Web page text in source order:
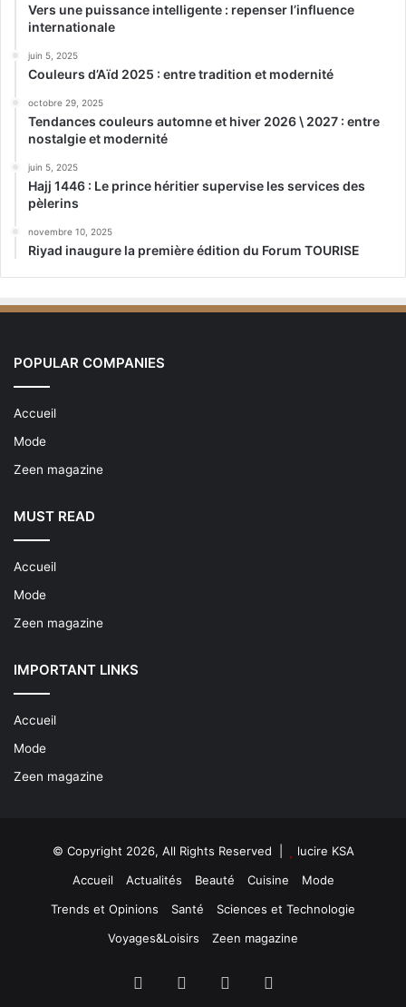
Vers une puissance intelligente : repenser l’influence
internationale
juin 5, 2025
Couleurs d’Aïd 2025 : entre tradition et modernité
octobre 29, 2025
Tendances couleurs automne et hiver 2026 \ 2027 : entre
nostalgie et modernité
juin 5, 2025
Hajj 1446 : Le prince héritier supervise les services des
pèlerins
novembre 10, 2025
Riyad inaugure la première édition du Forum TOURISE
POPULAR COMPANIES
Accueil
Mode
Zeen magazine
MUST READ
Accueil
Mode
Zeen magazine
IMPORTANT LINKS
Accueil
Mode
Zeen magazine
© Copyright 2026, All Rights Reserved |
lucire KSA
Accueil
Actualités Beauté Cuisine
Mode
Trends et Opinions
Santé
Sciences et Technologie
Voyages&Loisirs
Zeen magazine
Facebook YouTube